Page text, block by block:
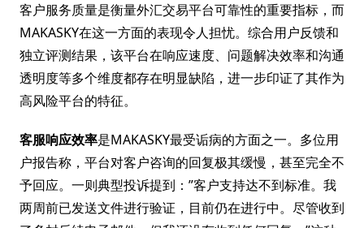
客户服务质量是衡量外汇交易平台可靠性的重要指标，而
MAKASKY在这一方面的表现令人担忧。综合用户反馈和
独立评测结果，该平台在响应速度、问题解决效率和沟通
透明度等多个维度都存在明显缺陷，进一步印证了其作为
高风险平台的特征。
客服响应效率是MAKASKY最受诟病的方面之一。多位用
户报告称，平台对客户咨询的回复极其缓慢，甚至完全不
予回应。一则典型投诉提到：”客户支持达不到标准。我
两周前已发送文件进行验证，目前仍在进行中。尽管收到